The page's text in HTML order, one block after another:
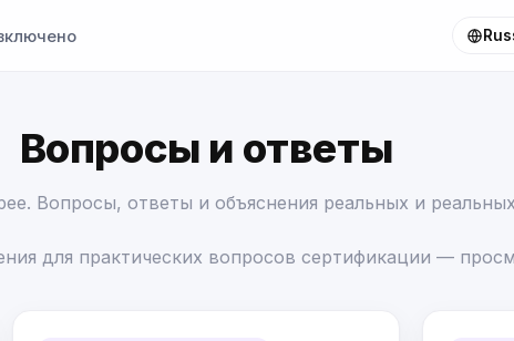
Вопросы и ответы
Вопросы, ответы и объяснения реальных и
для практических вопросов сертификации —